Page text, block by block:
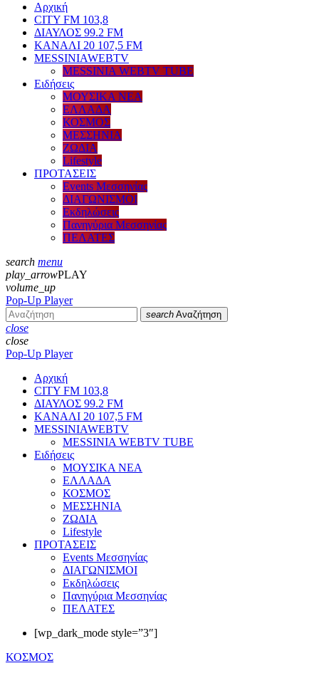
Αρχική
CITY FM 103,8
ΔΙΑΥΛΟΣ 99.2 FM
ΚΑΝΑΛΙ 20 107,5 FM
MESSINIAWEBTV
MESSINIA WEBTV TUBE
Eιδήσεις
ΜΟΥΣΙΚΑ ΝΕΑ
ΕΛΛΑΔΑ
ΚΟΣΜΟΣ
ΜΕΣΣΗΝΙΑ
ΖΩΔΙΑ
Lifestyle
ΠΡΟΤΑΣΕΙΣ
Events Μεσσηνίας
ΔΙΑΓΩΝΙΣΜΟΙ
Εκδηλώσεις
Πανηγύρια Μεσσηνίας
ΠΕΛΑΤΕΣ
search menu
play_arrowPLAY
volume_up
Pop-Up Player
search Αναζήτηση
close
close
Pop-Up Player
Αρχική
CITY FM 103,8
ΔΙΑΥΛΟΣ 99.2 FM
ΚΑΝΑΛΙ 20 107,5 FM
MESSINIAWEBTV
MESSINIA WEBTV TUBE
Eιδήσεις
ΜΟΥΣΙΚΑ ΝΕΑ
ΕΛΛΑΔΑ
ΚΟΣΜΟΣ
ΜΕΣΣΗΝΙΑ
ΖΩΔΙΑ
Lifestyle
ΠΡΟΤΑΣΕΙΣ
Events Μεσσηνίας
ΔΙΑΓΩΝΙΣΜΟΙ
Εκδηλώσεις
Πανηγύρια Μεσσηνίας
ΠΕΛΑΤΕΣ
[wp_dark_mode style=”3″]
ΚΟΣΜΟΣ